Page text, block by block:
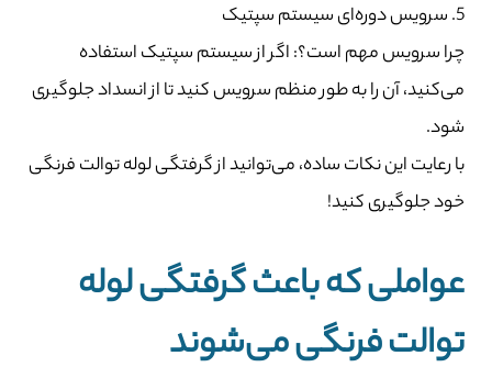
5. سرویس دوره‌ای سیستم سپتیک
چرا سرویس مهم است؟: اگر از سیستم سپتیک استفاده
می‌کنید، آن را به طور منظم سرویس کنید تا از انسداد جلوگیری
شود.
با رعایت این نکات ساده، می‌توانید از گرفتگی لوله توالت فرنگی
خود جلوگیری کنید!
عواملی که باعث گرفتگی لوله
توالت فرنگی می‌شوند